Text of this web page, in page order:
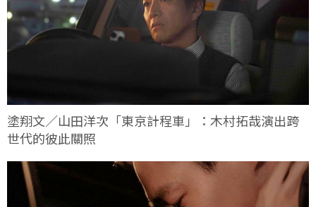
塗翔文／山田洋次「東京計程車」：木村拓哉演出跨
世代的彼此關照